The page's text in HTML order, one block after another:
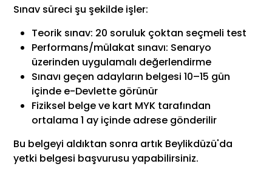
Sınav süreci şu şekilde işler:
Teorik sınav: 20 soruluk çoktan seçmeli test
Performans/mülakat sınavı: Senaryo
üzerinden uygulamalı değerlendirme
Sınavı geçen adayların belgesi 10–15 gün
içinde e-Devlette görünür
Fiziksel belge ve kart MYK tarafından
ortalama 1 ay içinde adrese gönderilir
Bu belgeyi aldıktan sonra artık Beylikdüzü'da
yetki belgesi başvurusu yapabilirsiniz.